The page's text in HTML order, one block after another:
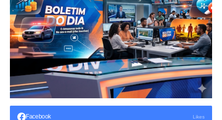
Facebook Likes